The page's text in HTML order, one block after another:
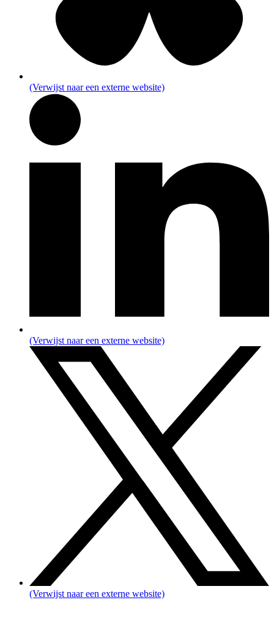
(Verwijst naar een externe website)
(Verwijst naar een externe website)
(Verwijst naar een externe website)